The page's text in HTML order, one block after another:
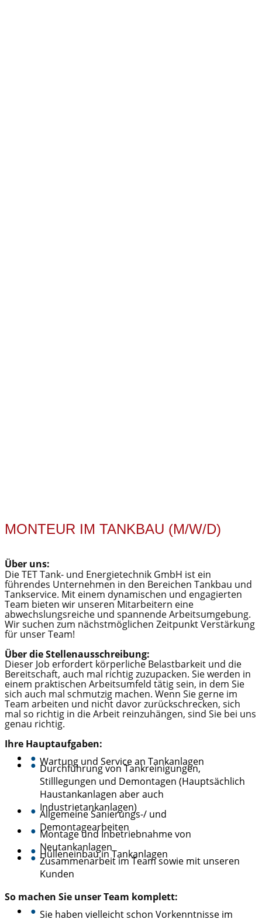
MONTEUR IM TANKBAU (M/W/D)
Über uns:
Die TET Tank- und Energietechnik GmbH ist ein
führendes Unternehmen in den Bereichen Tankbau und
Tankservice. Mit einem dynamischen und engagierten
Team bieten wir unseren Mitarbeitern eine
abwechslungsreiche und spannende Arbeitsumgebung.
Wir suchen zum nächstmöglichen Zeitpunkt Verstärkung
für unser Team!
Über die Stellenausschreibung:
Dieser Job erfordert körperliche Belastbarkeit und die
Bereitschaft, auch mal richtig zuzupacken. Sie werden in
einem praktischen Arbeitsumfeld tätig sein, in dem Sie
sich auch mal schmutzig machen. Wenn Sie gerne im
Team arbeiten und nicht davor zurückschrecken, sich
mal so richtig in die Arbeit reinzuhängen, sind Sie bei uns
genau richtig.
Ihre Hauptaufgaben:
● Wartung und Service an Tankanlagen
● Durchführung von Tankreinigungen,
Stilllegungen und Demontagen (Hauptsächlich
Haustankanlagen aber auch
Industrietankanlagen)
● Allgemeine Sanierungs-/ und
Demontagearbeiten
● Montage und Inbetriebnahme von
Neutankanlagen
● Hülleneinbau in Tankanlagen
● Zusammenarbeit im Team sowie mit unseren
Kunden
So machen Sie unser Team komplett:
● Sie haben vielleicht schon Vorkenntnisse im